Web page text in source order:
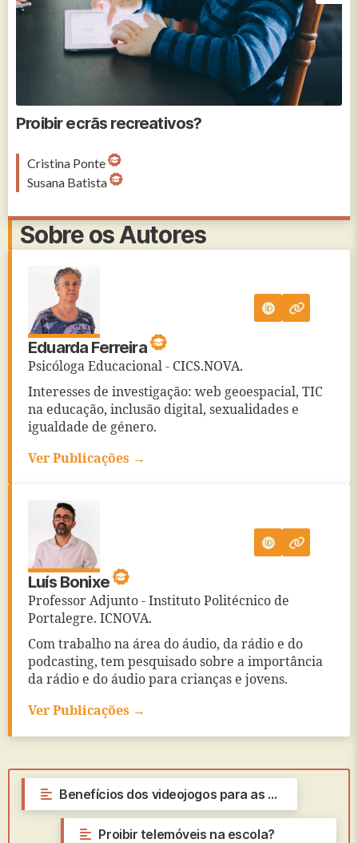
Proibir ecrãs recreativos?
Cristina Ponte
Susana Batista
Sobre os Autores
Eduarda Ferreira
Psicóloga Educacional - CICS.NOVA.
Interesses de investigação: web geoespacial, TIC
na educação, inclusão digital, sexualidades e
igualdade de género.
Ver Publicações →
Luís Bonixe
Professor Adjunto - Instituto Politécnico de
Portalegre. ICNOVA.
Com trabalho na área do áudio, da rádio e do
podcasting, tem pesquisado sobre a importância
da rádio e do áudio para crianças e jovens.
Ver Publicações →
Benefícios dos videojogos para as crianças
Proibir telemóveis na escola?